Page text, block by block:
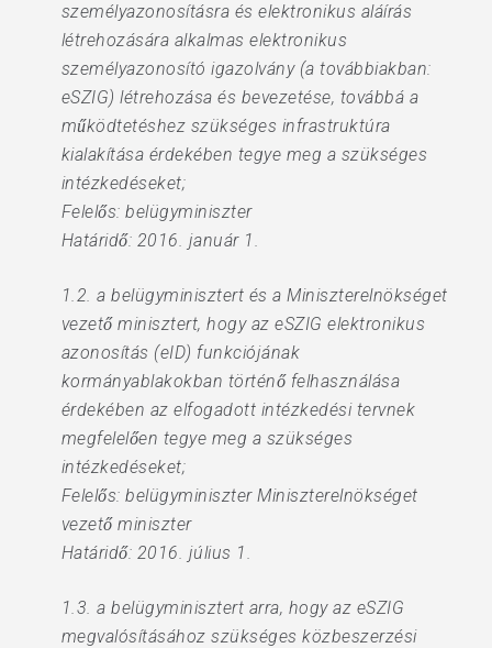
személyazonosításra és elektronikus aláírás
létrehozására alkalmas elektronikus
személyazonosító igazolvány (a továbbiakban:
eSZIG) létrehozása és bevezetése, továbbá a
működtetéshez szükséges infrastruktúra
kialakítása érdekében tegye meg a szükséges
intézkedéseket;
Felelős: belügyminiszter
Határidő: 2016. január 1.
1.2. a belügyminisztert és a Miniszterelnökséget
vezető minisztert, hogy az eSZIG elektronikus
azonosítás (eID) funkciójának
kormányablakokban történő felhasználása
érdekében az elfogadott intézkedési tervnek
megfelelően tegye meg a szükséges
intézkedéseket;
Felelős: belügyminiszter Miniszterelnökséget
vezető miniszter
Határidő: 2016. július 1.
1.3. a belügyminisztert arra, hogy az eSZIG
megvalósításához szükséges közbeszerzési